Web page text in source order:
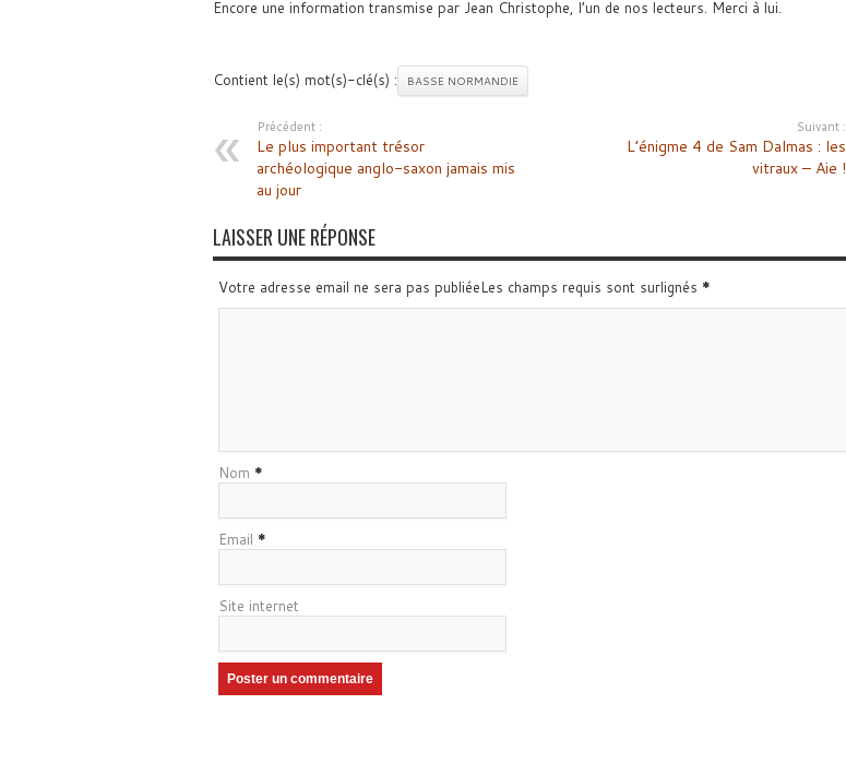
Encore une information transmise par Jean Christophe, l’un de nos lecteurs. Merci à lui.
Contient le(s) mot(s)-clé(s) : BASSE NORMANDIE
Précédent :
Le plus important trésor
archéologique anglo-saxon jamais mis
au jour
Suivant :
L’énigme 4 de Sam Dalmas : les
vitraux – Aie !
LAISSER UNE RÉPONSE
Votre adresse email ne sera pas publiéeLes champs requis sont surlignés *
Nom *
Email *
Site internet